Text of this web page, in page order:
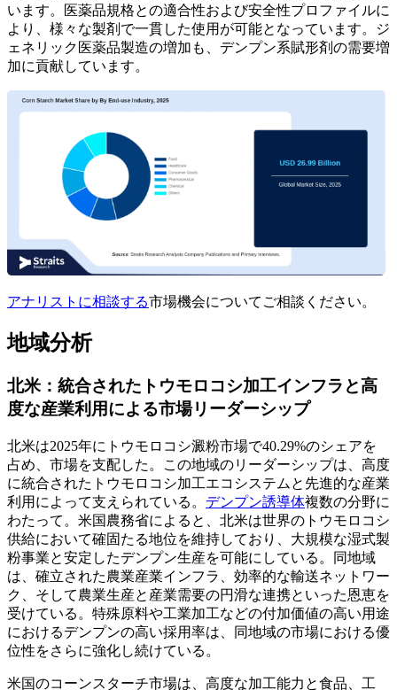
います。医薬品規格との適合性および安全性プロファイルに
より、様々な製剤で一貫した使用が可能となっています。ジ
ェネリック医薬品製造の増加も、デンプン系賦形剤の需要増
加に貢献しています。
アナリストに相談する市場機会についてご相談ください。
地域分析
北米：統合されたトウモロコシ加工インフラと高
度な産業利用による市場リーダーシップ
北米は2025年にトウモロコシ澱粉市場で40.29%のシェアを
占め、市場を支配した。この地域のリーダーシップは、高度
に統合されたトウモロコシ加工エコシステムと先進的な産業
利用によって支えられている。 デンプン誘導体複数の分野に
わたって。米国農務省によると、北米は世界のトウモロコシ
供給において確固たる地位を維持しており、大規模な湿式製
粉事業と安定したデンプン生産を可能にしている。同地域
は、確立された農業産業インフラ、効率的な輸送ネットワー
ク、そして農業生産と産業需要の円滑な連携といった恩恵を
受けている。特殊原料や工業加工などの付加価値の高い用途
におけるデンプンの高い採用率は、同地域の市場における優
位性をさらに強化し続けている。
米国のコーンスターチ市場は、高度な加工能力と食品、工